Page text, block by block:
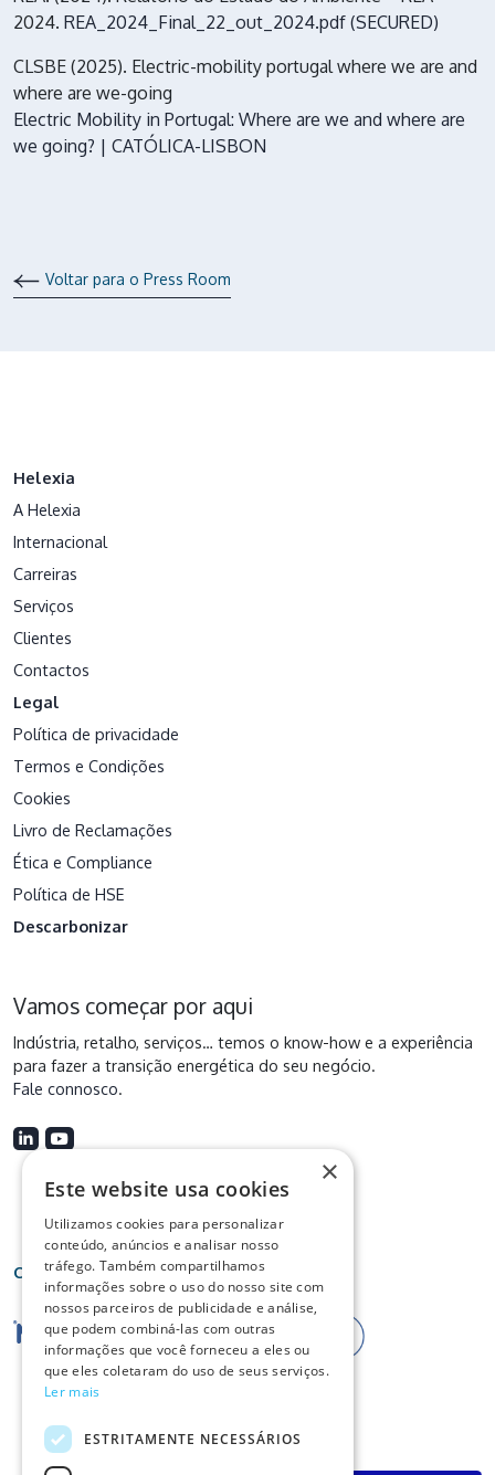
2024. REA_2024_Final_22_out_2024.pdf (SECURED)
CLSBE (2025). Electric-mobility portugal where we are and
where are we-going
Electric Mobility in Portugal: Where are we and where are
we going? | CATÓLICA-LISBON
Voltar para o Press Room
Helexia
A Helexia
Internacional
Carreiras
Serviços
Clientes
Contactos
Legal
Política de privacidade
Termos e Condições
Cookies
Livro de Reclamações
Ética e Compliance
Política de HSE
Descarbonizar
Vamos começar por aqui
Indústria, retalho, serviços… temos o know-how e a experiência
para fazer a transição energética do seu negócio.
Fale connosco.
Certificações
×
Este website usa cookies
Utilizamos cookies para personalizar
conteúdo, anúncios e analisar nosso
tráfego. Também compartilhamos
informações sobre o uso do nosso site com
nossos parceiros de publicidade e análise,
que podem combiná-las com outras
informações que você forneceu a eles ou
que eles coletaram do uso de seus serviços.
Ler mais
ESTRITAMENTE NECESSÁRIOS